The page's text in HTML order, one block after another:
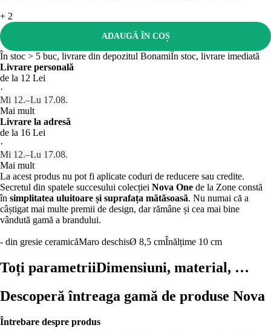
+ 2
ADAUGĂ ÎN COȘ
În stoc > 5 buc, livrare din depozitul BonamiÎn stoc, livrare imediată
Livrare personală
de la 12 Lei
·
Mi 12.–Lu 17.08.
Mai mult
Livrare la adresă
de la 16 Lei
·
Mi 12.–Lu 17.08.
Mai mult
La acest produs nu pot fi aplicate coduri de reducere sau credite.
Secretul din spatele succesului colecției Nova One de la Zone constă
în simplitatea uluitoare și suprafața mătăsoasă. Nu numai că a
câștigat mai multe premii de design, dar rămâne și cea mai bine
vândută gamă a brandului.
- din gresie ceramicăMaro deschisØ 8,5 cmÎnălțime 10 cm
Toți parametriiDimensiuni, material, …
Descoperă întreaga gamă de produse Nova
Întrebare despre produs